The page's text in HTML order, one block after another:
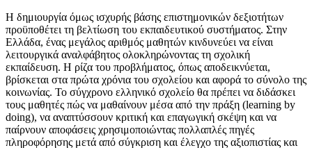
Η δημιουργία όμως ισχυρής βάσης επιστημονικών δεξιοτήτων
προϋποθέτει τη βελτίωση του εκπαιδευτικού συστήματος. Στην
Ελλάδα, ένας μεγάλος αριθμός μαθητών κινδυνεύει να είναι
λειτουργικά αναλφάβητος ολοκληρώνοντας τη σχολική
εκπαίδευση. Η ρίζα του προβλήματος, όπως αποδεικνύεται,
βρίσκεται στα πρώτα χρόνια του σχολείου και αφορά το σύνολο της
κοινωνίας. Το σύγχρονο ελληνικό σχολείο θα πρέπει να διδάσκει
τους μαθητές πώς να μαθαίνουν μέσα από την πράξη (learning by
doing), να αναπτύσσουν κριτική και επαγωγική σκέψη και να
παίρνουν αποφάσεις χρησιμοποιώντας πολλαπλές πηγές
πληροφόρησης μετά από σύγκριση και έλεγχο της αξιοπιστίας και